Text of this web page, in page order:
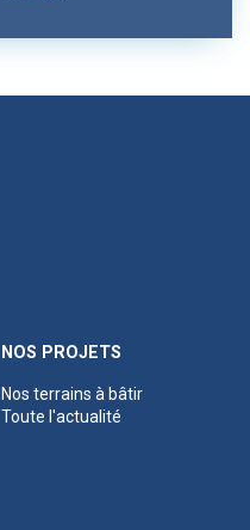
NOS PROJETS
Nos terrains à bâtir
Toute l'actualité